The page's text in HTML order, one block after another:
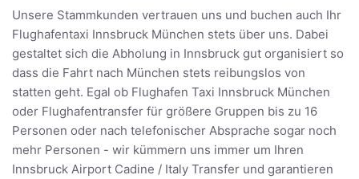
Unsere Stammkunden vertrauen uns und buchen auch Ihr
Flughafentaxi Innsbruck München stets über uns. Dabei
gestaltet sich die Abholung in Innsbruck gut organisiert so
dass die Fahrt nach München stets reibungslos von
statten geht. Egal ob Flughafen Taxi Innsbruck München
oder Flughafentransfer für größere Gruppen bis zu 16
Personen oder nach telefonischer Absprache sogar noch
mehr Personen - wir kümmern uns immer um Ihren
Innsbruck Airport Cadine / Italy Transfer und garantieren